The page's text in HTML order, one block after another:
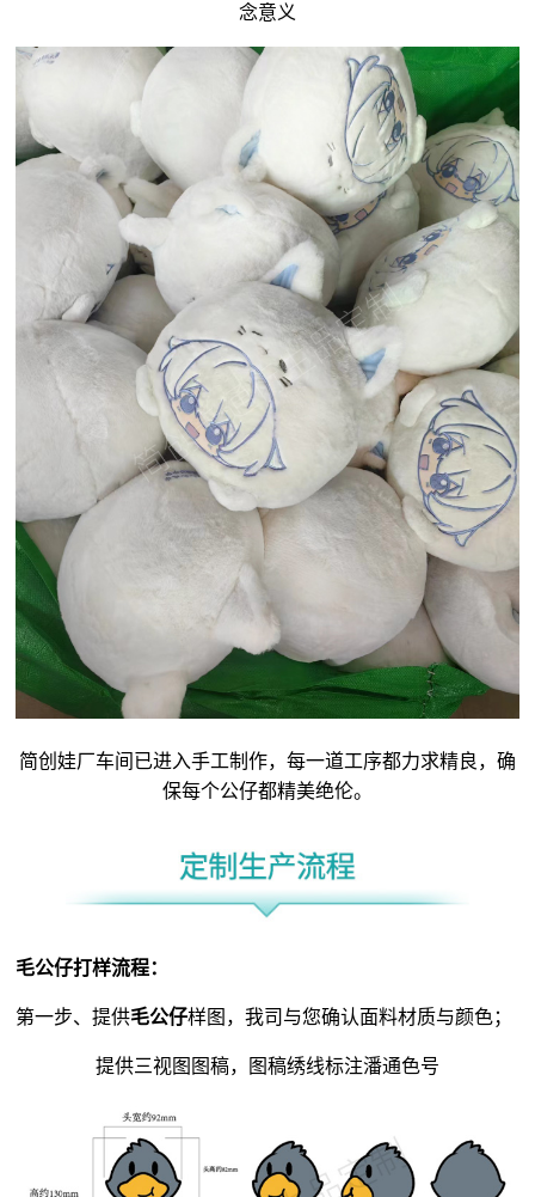
念意义
简创娃厂车间已进入手工制作，每一道工序都力求精良，确
保每个公仔都精美绝伦。
毛公仔打样流程：
第一步、提供毛公仔样图，我司与您确认面料材质与颜色；
提供三视图图稿，图稿绣线标注潘通色号